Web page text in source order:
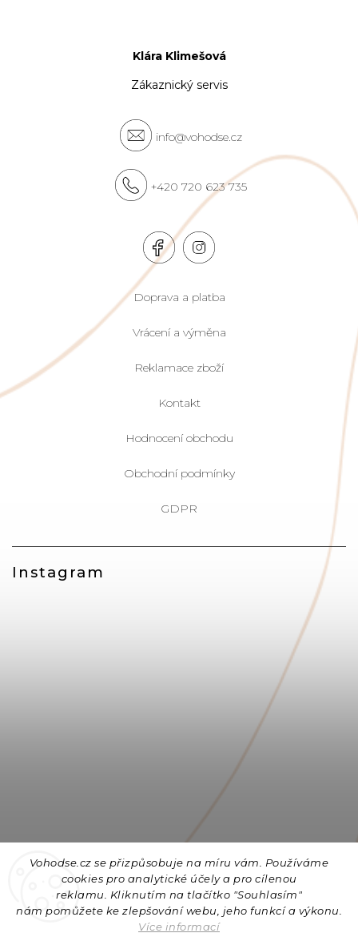
Vohodse.cz se přizpůsobuje na míru vám. Používáme
cookies pro analytické účely a pro cílenou
reklamu. Kliknutím na tlačítko "Souhlasím"
nám pomůžete ke zlepšování webu, jeho funkcí a výkonu.
Více informací
Instagram
Sledovat na Instagramu
Klára Klimešová
Zákaznický servis
info@vohodse.cz
+420 720 623 735
Doprava a platba
Vrácení a výměna
Reklamace zboží
Kontakt
Hodnocení obchodu
Obchodní podmínky
GDPR